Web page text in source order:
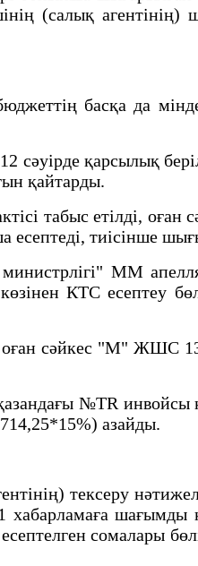
(салық
басқа да
қарсылық
қайтарды.
табыс етілді, оған
тиісінше
ММ
КТС есептеу
сәйкес "М" ЖШС
№TR инвойсы
азайды.
тексеру
шағымды
сомалары